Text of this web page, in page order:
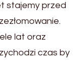
stajemy przed
lat oraz
czas by